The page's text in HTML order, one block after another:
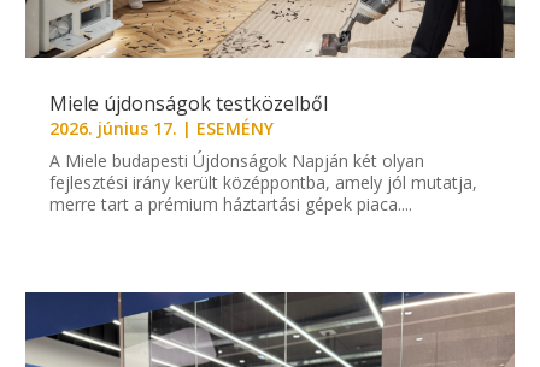
Miele újdonságok testközelből
2026. június 17. | ESEMÉNY
A Miele budapesti Újdonságok Napján két olyan
fejlesztési irány került középpontba, amely jól mutatja,
merre tart a prémium háztartási gépek piaca....